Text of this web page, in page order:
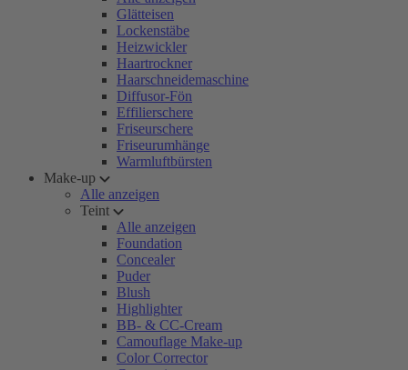
Glätteisen
Lockenstäbe
Heizwickler
Haartrockner
Haarschneidemaschine
Diffusor-Fön
Effilierschere
Friseurschere
Friseurumhänge
Warmluftbürsten
Make-up
Alle anzeigen
Teint
Alle anzeigen
Foundation
Concealer
Puder
Blush
Highlighter
BB- & CC-Cream
Camouflage Make-up
Color Corrector